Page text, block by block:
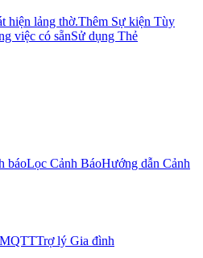
hiện lảng thờ.Thêm Sự kiện Tùy
việc có sẵnSử dụng Thẻ
báoLọc Cảnh BáoHướng dẫn Cảnh
Trợ lý Gia đình